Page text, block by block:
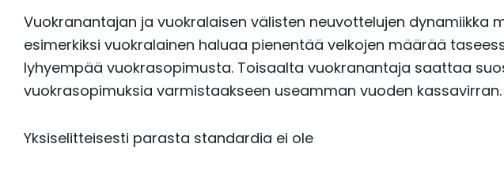
Vuokranantajan ja vuokralaisen välisten neuvottelujen dynamiikka
esimerkiksi vuokralainen haluaa pienentää velkojen määrää
lyhyempää vuokrasopimusta. Toisaalta vuokranantaja saattaa
vuokrasopimuksia varmistaakseen useamman vuoden kassavirran.
Yksiselitteisesti parasta standardia ei ole